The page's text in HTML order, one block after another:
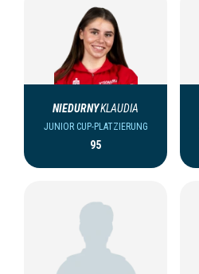
NIEDURNYKLAUDIA
JUNIOR CUP-PLATZIERUNG
95